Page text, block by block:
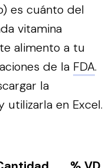
es cuánto del
vitamina
alimento a tu
de la FDA.
la
utilizarla en Excel.